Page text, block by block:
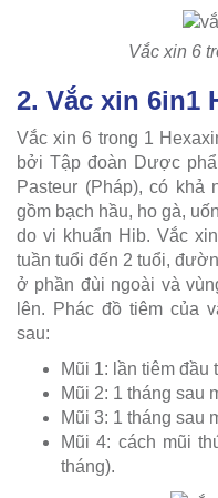
Vắc xin 6
2. Vắc xin 6in1
Vắc xin 6 trong 1
bởi Tập đoàn Dược
Pasteur (Pháp), có khả
gồm bạch hầu, ho gà,
do vi khuẩn Hib. Vắc
tuần tuổi đến 2 tuổi,
ở phần đùi ngoài và
lên. Phác đồ tiêm của
sau:
Mũi 1: lần tiêm đầu
Mũi 2: 1 tháng sau
Mũi 3: 1 tháng sau
Mũi 4: cách mũi
tháng).